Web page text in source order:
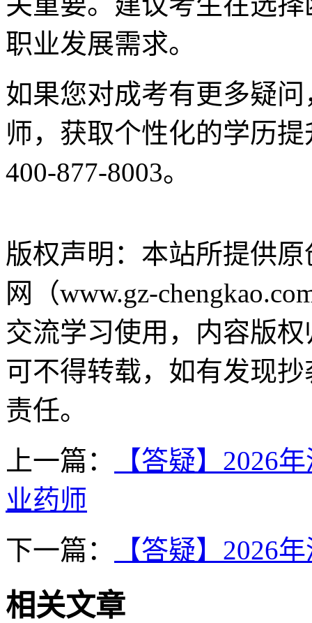
职业发展需求。
如果您对成考有更多疑
师，获取个性化的学历
400-877-8003。
版权声明： 本站所提供
网（www.gz-
交流学习使用，内容版
可不得转载，如有发现
责任。
上一篇：
【答疑】2026
业药师
下一篇：
【答疑】2026
相关文章